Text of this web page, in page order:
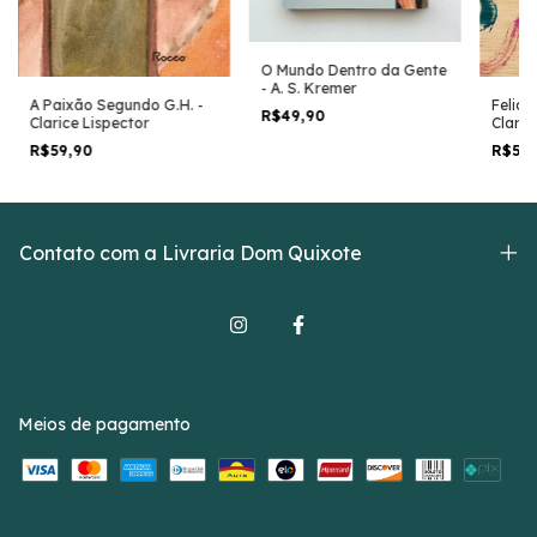
A Paixão Segundo G.H. -
Clarice Lispector
R$59,90
O Mundo Dentro da Gente
- A. S. Kremer
R$49,90
Contato com a Livraria Dom Quixote
Meios de pagamento